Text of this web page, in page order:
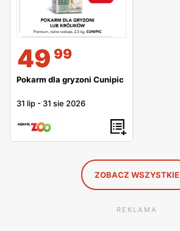
49 99
Pokarm dla gryzoni Cunipic
31 lip - 31 sie 2026
ZOBACZ WSZYSTKIE
REKLAMA